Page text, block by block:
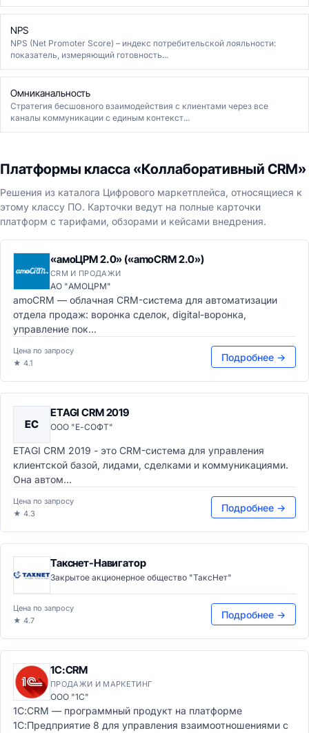
NPS
NPS (Net Promoter Score) – индекс потребительской лояльности:
показатель, измеряющий готовность...
Омниканальность
Стратегия бесшовного взаимодействия с клиентами через все
каналы коммуникации с единым контекст...
Платформы класса «Коллаборативный CRM»
Решения из каталога Цифрового маркетплейса, относящиеся к
этому классу ПО. Карточки ведут на полные карточки
платформ с тарифами, обзорами и кейсами внедрения.
«амоЦРМ 2.0» («amoCRM 2.0»)
CRM И ПРОДАЖИ
АО "АМОЦРМ"
amoCRM — облачная CRM-система для автоматизации
отдела продаж: воронка сделок, digital-воронка,
управление пок...
Цена по запросу
★ 4.1
Подробнее →
EC
ETAGI CRM 2019
ООО "Е-СОФТ"
ETAGI CRM 2019 - это CRM-система для управления
клиентской базой, лидами, сделками и коммуникациями.
Она автом...
Цена по запросу
★ 4.3
Подробнее →
Такснет-Навигатор
Закрытое акционерное общество "ТаксНет"
Цена по запросу
★ 4.7
Подробнее →
1С:CRM
ПРОДАЖИ И МАРКЕТИНГ
ООО "1С"
1С:CRM — программный продукт на платформе
1С:Предприятие 8 для управления взаимоотношениями с